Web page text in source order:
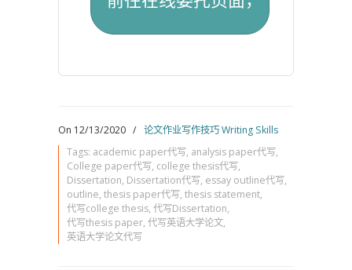
On 12/13/2020 / 论文作业写作技巧 Writing Skills
Tags: academic paper代写, analysis paper代写,
College paper代写, college thesis代写,
Dissertation, Dissertation代写, essay outline代写,
outline, thesis paper代写, thesis statement,
代写college thesis, 代写Dissertation,
代写thesis paper, 代写英语大学论文,
英语大学论文代写